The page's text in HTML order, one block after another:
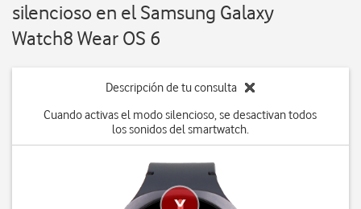
silencioso en el Samsung Galaxy
Watch8 Wear OS 6
Descripción de tu consulta
Cuando activas el modo silencioso, se desactivan todos
los sonidos del smartwatch.